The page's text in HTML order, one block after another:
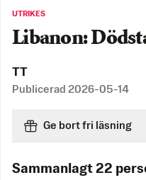
UTRIKES
Libanon:
TT
Publicerad 2026-05-14
Ge bort fri läsning
Sammanlagt 22